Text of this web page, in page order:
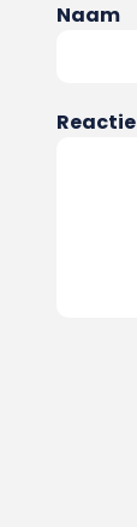
Naam
Reactie